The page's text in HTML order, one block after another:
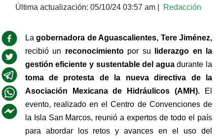
Última actualización: 05/10/24 03:57 am| Redacción
La gobernadora de Aguascalientes, Tere Jiménez,
recibió un reconocimiento por su
liderazgo en la
gestión eficiente y sustentable del agua
toma de protesta de la nueva directiva de la
Asociación Mexicana de Hidráulicos (AMH).
El
evento, realizado en el Centro de Convenciones de
la Isla San Marcos, reunió a expertos de todo el país
para abordar los retos y avances en el uso del